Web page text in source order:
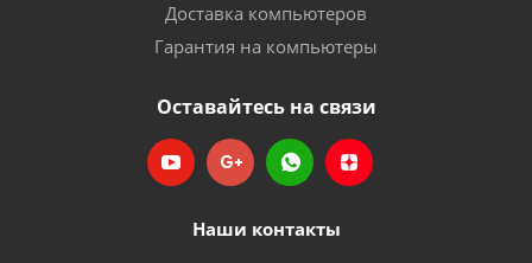
Доставка компьютеров
Гарантия на компьютеры
Оставайтесь на связи
Наши контакты